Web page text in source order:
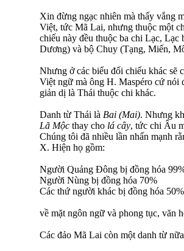
Xin đừng ngạc nhiên mà thấy vắng
Việt, tức Mã Lai, nhưng thuộc một
chiếu này đều thuộc ba chi Lạc,
Dương) và bộ Chuy (Tạng, Miến,
Nhưng ở các biểu đối chiếu khác sẽ
Việt ngữ mà ông H. Maspéro cứ nói
giản dị là Thái thuộc chi khác.
Danh từ Thái là Bai (Mai). Nhưng
Lã Mộc thay cho lá cây, tức chi Âu
Chúng tôi đã nhiều lần nhấn mạnh
X. Hiện họ gồm:
Người Quảng Đông bị đồng hóa
Người Nùng bị đồng hóa 70%
Các thứ người khác bị đồng hóa 50%
về mặt ngôn ngữ và phong tục, văn
Các đảo Mã Lai còn một danh từ